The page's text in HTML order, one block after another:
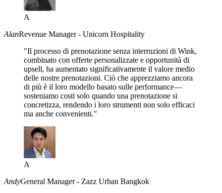
A
AlanRevenue Manager - Unicorn Hospitality
"Il processo di prenotazione senza interruzioni di Wink,
combinato con offerte personalizzate e opportunità di
upsell, ha aumentato significativamente il valore medio
delle nostre prenotazioni. Ciò che apprezziamo ancora
di più è il loro modello basato sulle performance—
sosteniamo costi solo quando una prenotazione si
concretizza, rendendo i loro strumenti non solo efficaci
ma anche convenienti."
A
AndyGeneral Manager - Zazz Urban Bangkok